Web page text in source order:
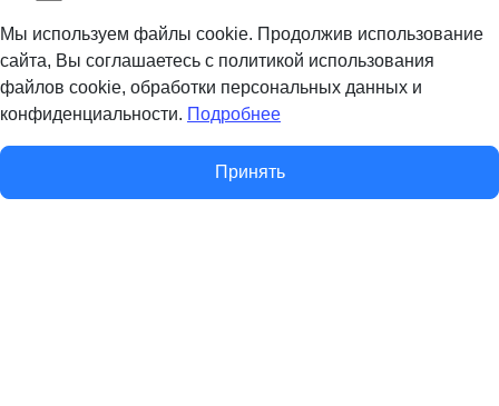
Мы используем файлы cookie. Продолжив использование
сайта, Вы соглашаетесь с политикой использования
файлов cookie, обработки персональных данных и
конфиденциальности. Подробнее
Принять